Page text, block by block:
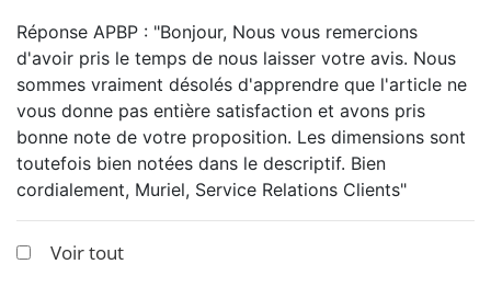
Réponse APBP : "Bonjour, Nous vous remercions
d'avoir pris le temps de nous laisser votre avis. Nous
sommes vraiment désolés d'apprendre que l'article ne
vous donne pas entière satisfaction et avons pris
bonne note de votre proposition. Les dimensions sont
toutefois bien notées dans le descriptif. Bien
cordialement, Muriel, Service Relations Clients"
Voir tout